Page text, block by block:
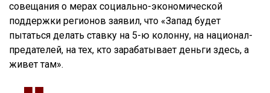
совещания о мерах социально-экономической
поддержки регионов заявил, что «Запад будет
пытаться делать ставку на 5-ю колонну, на национал-
предателей, на тех, кто зарабатывает деньги здесь, а
живет там».